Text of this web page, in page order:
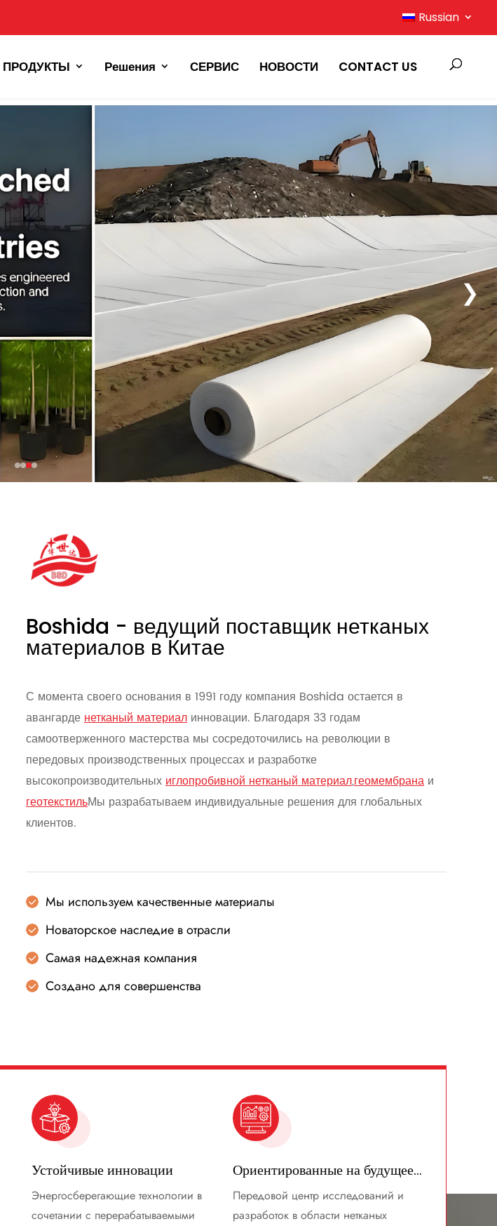
Russian
ПРОДУКТЫ Решения СЕРВИС НОВОСТИ CONTACT US
❯
Boshida - ведущий поставщик нетканых
материалов в Китае
С момента своего основания в 1991 году компания Boshida остается в
авангарденетканый материал инновации. Благодаря 33 годам
самоотверженного мастерства мы сосредоточились на революции в
передовых производственных процессах и разработке
высокопроизводительныхиглопробивной нетканый материал,геомембрана и
геотекстильМы разрабатываем индивидуальные решения для глобальных
клиентов.
Мы используем качественные материалы
Новаторское наследие в отрасли
Самая надежная компания
Создано для совершенства
Устойчивые инновации
Энергосберегающие технологии в
сочетании с перерабатываемыми
Ориентированные на будущее исследования и разработки
Передовой центр исследований и
разработок в области нетканых